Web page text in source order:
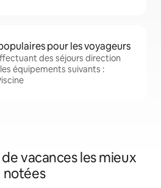
pour les voyageurs
des séjours direction
équipements suivants :
vacances les mieux
notées